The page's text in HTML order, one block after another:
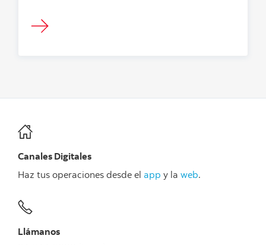
Canales Digitales
Haz tus operaciones desde el app y la web.
Llámanos